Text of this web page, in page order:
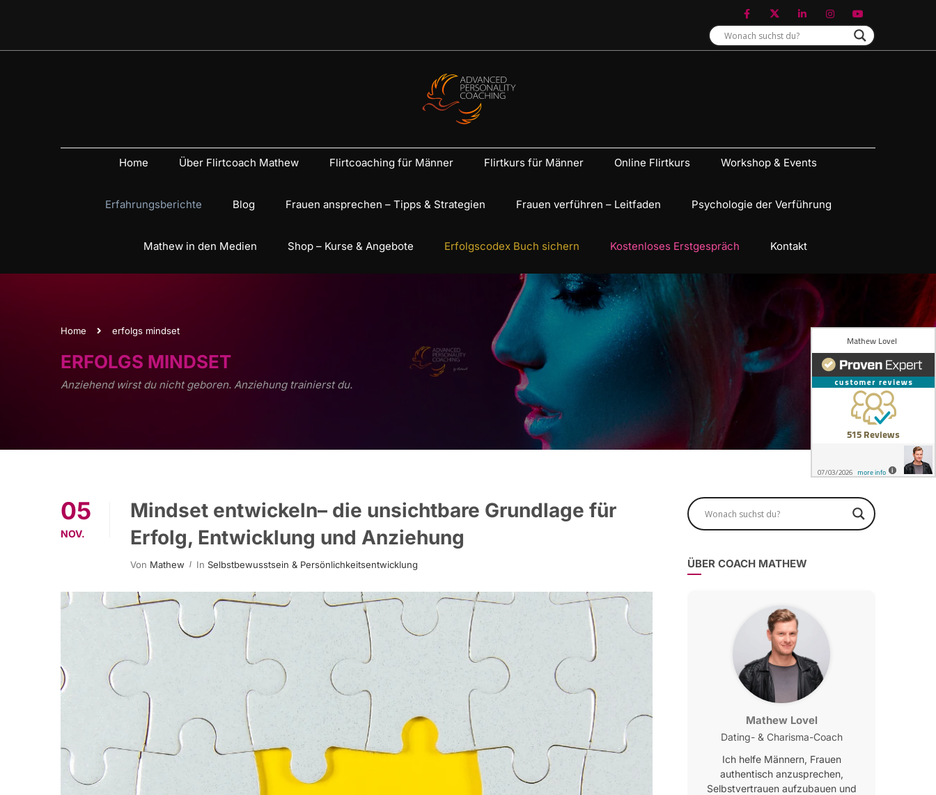
Home Über Flirtcoach Mathew Flirtcoaching für Männer Flirtkurs für Männer Online Flirtkurs Workshop & Events
Erfahrungsberichte Blog Frauen ansprechen – Tipps & Strategien Frauen verführen – Leitfaden Psychologie der Verführung
Mathew in den Medien Shop – Kurse & Angebote Erfolgscodex Buch sichern Kostenloses Erstgespräch Kontakt
Home erfolgs mindset
ERFOLGS MINDSET
Anziehend wirst du nicht geboren. Anziehung trainierst du.
05
NOV.
Mindset entwickeln– die unsichtbare Grundlage für
Erfolg, Entwicklung und Anziehung
Von Mathew In Selbstbewusstsein & Persönlichkeitsentwicklung ÜBER COACH MATHEW
Mathew Lovel
Dating- & Charisma-Coach
Ich helfe Männern, Frauen
authentisch anzusprechen,
Selbstvertrauen aufzubauen und